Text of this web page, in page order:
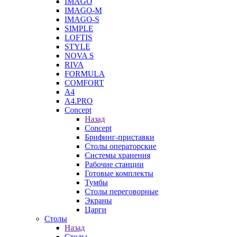
IMAGO-M
IMAGO-S
SIMPLE
LOFTIS
STYLE
NOVA S
RIVA
FORMULA
COMFORT
A4
A4.PRO
Concept
Назад
Concept
Брифинг-приставки
Столы операторские
Системы хранения
Рабочие станции
Готовые комплекты
Тумбы
Столы переговорные
Экраны
Царги
Столы
Назад